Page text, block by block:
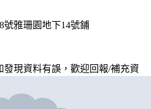
號雅珊園地下14號鋪
發現資料有誤，歡迎回報/補充資